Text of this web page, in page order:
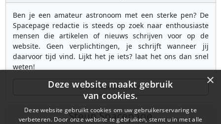
Ben je een amateur astronoom met een sterke pen? De
Spacepage redactie is steeds op zoek naar enthousiaste
mensen die artikelen of nieuws schrijven voor op de
website. Geen verplichtingen, je schrijft wanneer jij
daarvoor tijd vind. Lijkt het je iets? laat het ons dan snel
weten!
Wordt medewerker
Steun Spacepage
×
Deze website maakt gebruik
van cookies.
Deze website gebruikt cookies om uw gebruikerservaring te
verbeteren. Door onze website te gebruiken, stemt u in met alle